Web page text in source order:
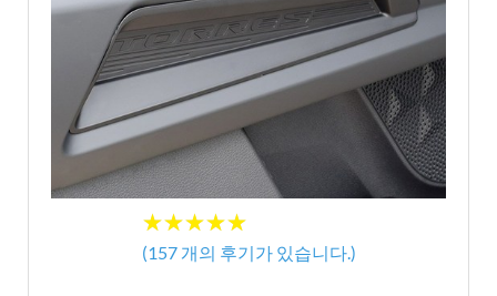
★★★★★
★★★★★
(157개의 후기가 있습니다.)